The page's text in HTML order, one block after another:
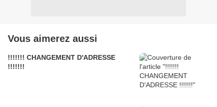
Vous aimerez aussi
!!!!!!! CHANGEMENT D'ADRESSE
!!!!!!!